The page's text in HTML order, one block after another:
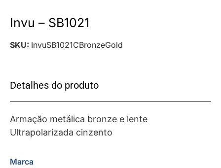
Invu – SB1021
SKU: InvuSB1021CBronzeGold
Detalhes do produto
Armação metálica bronze e lente
Ultrapolarizada cinzento
Marca